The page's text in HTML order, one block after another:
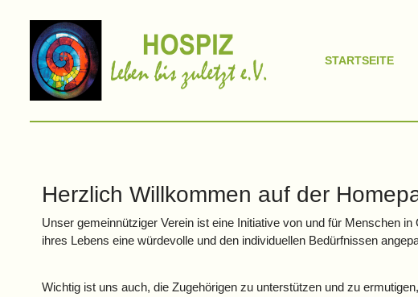
STARTSEITE
Herzlich Willkommen auf der
Unser gemeinnütziger Verein ist eine Initiative von und für Menschen
ihres Lebens eine würdevolle und den individuellen Bedürfnissen
Wichtig ist uns auch, die Zugehörigen zu unterstützen und zu